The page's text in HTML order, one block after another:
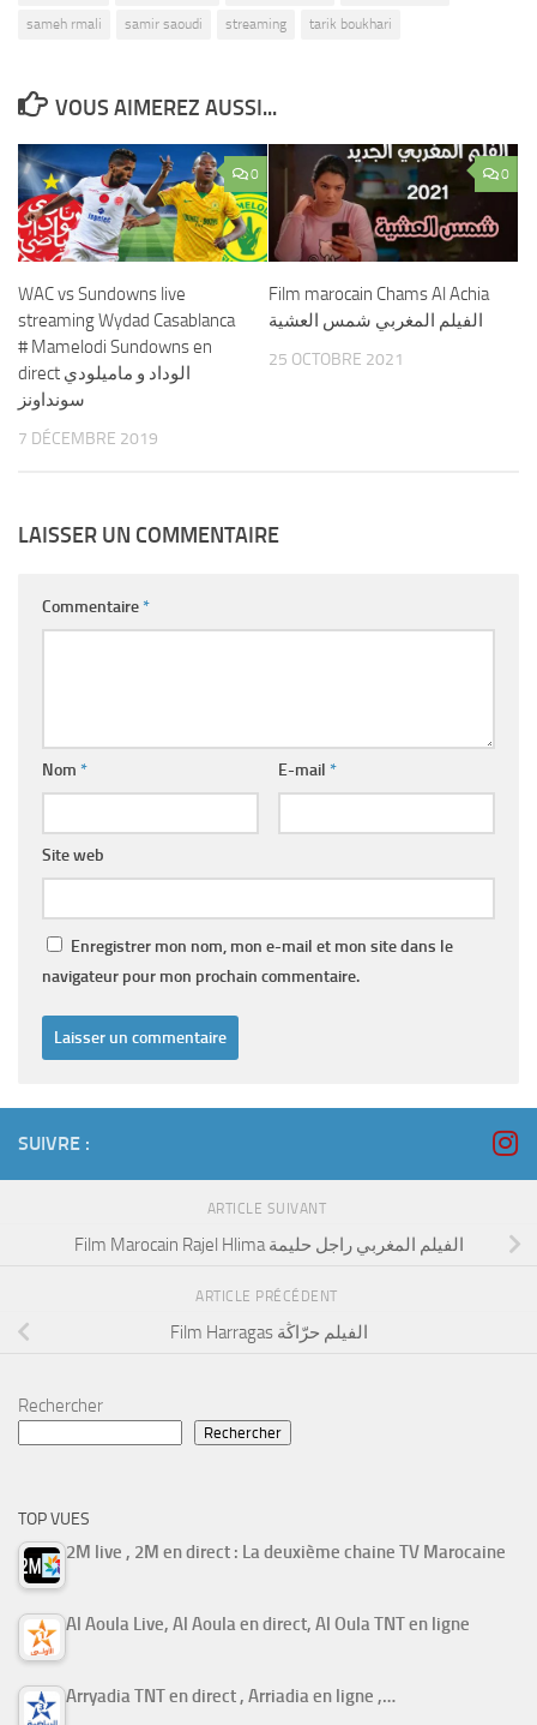
sameh rmali
samir saoudi streaming tarik boukhari
VOUS AIMEREZ AUSSI...
0
WAC vs Sundowns live
streaming Wydad Casablanca
# Mamelodi Sundowns en
direct الوداد و ماميلودي
سونداونز
7 DÉCEMBRE 2019
0
Film marocain Chams Al Achia
الفيلم المغربي ﺷﻤﺲ ﺍﻟﻌﺸﻴﺔ
25 OCTOBRE 2021
LAISSER UN COMMENTAIRE
Commentaire*
Nom * E-mail *
Site web
Enregistrer mon nom, mon e-mail et mon site dans le
navigateur pour mon prochain commentaire.
SUIVRE :
ARTICLE SUIVANT
Film Marocain Rajel Hlima الفيلم المغربي راجل حليمة
ARTICLE PRÉCÉDENT
Film Harragas الفيلم حرّاڭة
Rechercher
Rechercher
TOP VUES
2M live , 2M en direct : La deuxième chaine TV Marocaine
Al Aoula Live, Al Aoula en direct, Al Oula TNT en ligne
Arryadia TNT en direct , Arriadia en ligne ,…